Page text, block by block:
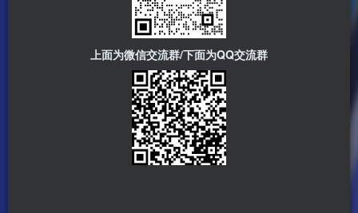
上面为微信交流群/下面为QQ交流群